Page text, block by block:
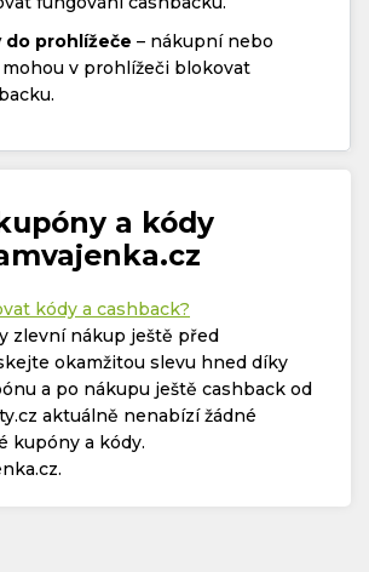
do prohlížeče – nákupní nebo
v prohlížeči blokovat
a kódy
kódy a cashback?
zlevní nákup ještě před
okamžitou slevu hned díky
a po nákupu ještě cashback od
aktuálně nenabízí žádné
kupóny a kódy.